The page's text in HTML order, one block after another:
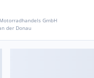
GmbH
der Donau